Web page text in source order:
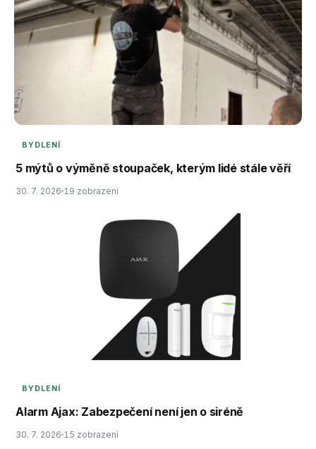
BYDLENÍ
5 mýtů o výměně stoupaček, kterým lidé stále věří
30. 7. 2026 19 zobrazení
BYDLENÍ
Alarm Ajax: Zabezpečení není jen o siréně
30. 7. 2026 15 zobrazení